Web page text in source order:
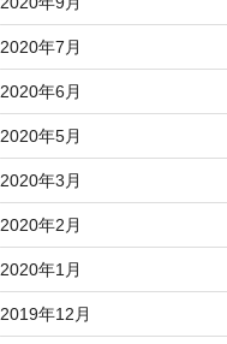
2020年7月
2020年6月
2020年5月
2020年3月
2020年2月
2020年1月
2019年12月